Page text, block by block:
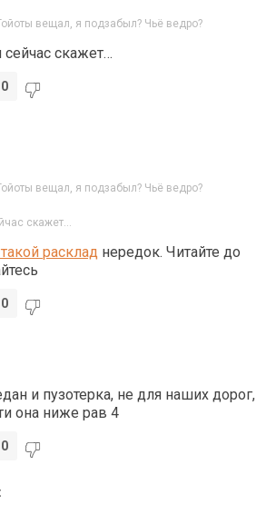
вещал, я подзабыл? Чьё ведро?
скажет…
0
вещал, я подзабыл? Чьё ведро?
скажет…
расклад нередок. Читайте до
0
и пузотерка, не для наших дорог,
она ниже рав 4
0